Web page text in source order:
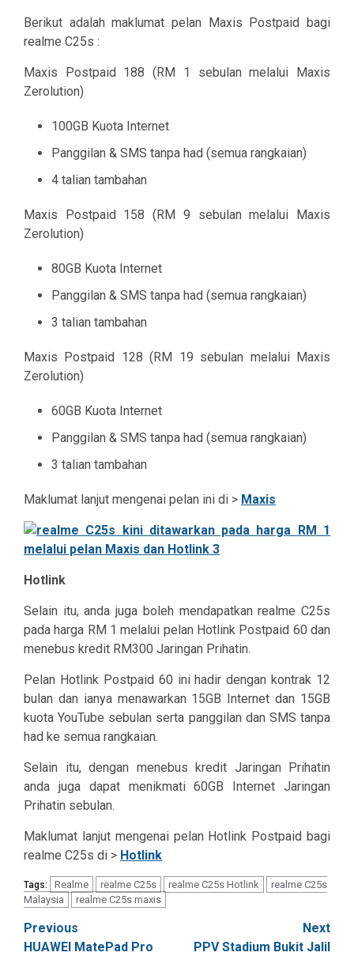
Berikut adalah maklumat pelan Maxis Postpaid bagi
realme C25s :
Maxis Postpaid 188 (RM 1 sebulan melalui Maxis
Zerolution)
100GB Kuota Internet
Panggilan & SMS tanpa had (semua rangkaian)
4 talian tambahan
Maxis Postpaid 158 (RM 9 sebulan melalui Maxis
Zerolution)
80GB Kuota Internet
Panggilan & SMS tanpa had (semua rangkaian)
3 talian tambahan
Maxis Postpaid 128 (RM 19 sebulan melalui Maxis
Zerolution)
60GB Kuota Internet
Panggilan & SMS tanpa had (semua rangkaian)
3 talian tambahan
Maklumat lanjut mengenai pelan ini di > Maxis
Hotlink
Selain itu, anda juga boleh mendapatkan realme C25s
pada harga RM 1 melalui pelan Hotlink Postpaid 60 dan
menebus kredit RM300 Jaringan Prihatin.
Pelan Hotlink Postpaid 60 ini hadir dengan kontrak 12
bulan dan ianya menawarkan 15GB Internet dan 15GB
kuota YouTube sebulan serta panggilan dan SMS tanpa
had ke semua rangkaian.
Selain itu, dengan menebus kredit Jaringan Prihatin
anda juga dapat menikmati 60GB Internet Jaringan
Prihatin sebulan.
Maklumat lanjut mengenai pelan Hotlink Postpaid bagi
realme C25s di > Hotlink
Tags: Realme realme C25s realme C25s Hotlink
realme C25s
Malaysia
realme C25s maxis
Post
Previous
HUAWEI MatePad Pro
Next
PPV Stadium Bukit Jalil